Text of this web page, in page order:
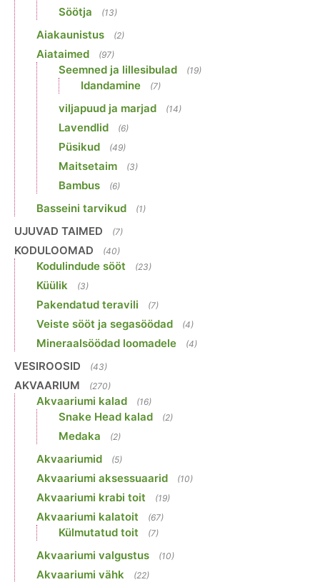
Söötja (13)
Aiakaunistus (2)
Aiataimed (97)
Seemned ja lillesibulad (19)
Idandamine (7)
viljapuud ja marjad (14)
Lavendlid (6)
Püsikud (49)
Maitsetaim (3)
Bambus (6)
Basseini tarvikud (1)
UJUVAD TAIMED (7)
KODULOOMAD (40)
Kodulindude sööt (23)
Küülik (3)
Pakendatud teravili (7)
Veiste sööt ja segasöödad (4)
Mineraalsöödad loomadele (4)
VESIROOSID (43)
AKVAARIUM (270)
Akvaariumi kalad (16)
Snake Head kalad (2)
Medaka (2)
Akvaariumid (5)
Akvaariumi aksessuaarid (10)
Akvaariumi krabi toit (19)
Akvaariumi kalatoit (67)
Külmutatud toit (7)
Akvaariumi valgustus (10)
Akvaariumi vähk (22)